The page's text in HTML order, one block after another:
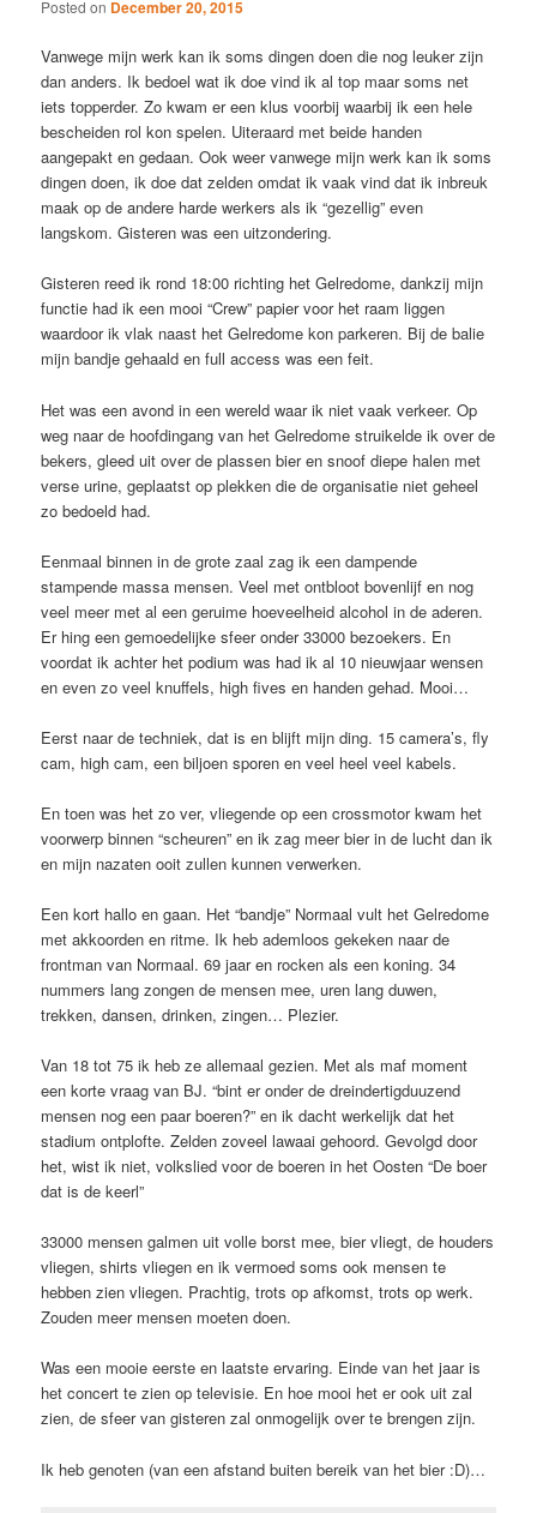
Posted on December 20, 2015
Vanwege mijn werk kan ik soms dingen doen die nog leuker zijn
dan anders. Ik bedoel wat ik doe vind ik al top maar soms net
iets topperder. Zo kwam er een klus voorbij waarbij ik een hele
bescheiden rol kon spelen. Uiteraard met beide handen
aangepakt en gedaan. Ook weer vanwege mijn werk kan ik soms
dingen doen, ik doe dat zelden omdat ik vaak vind dat ik inbreuk
maak op de andere harde werkers als ik “gezellig” even
langskom. Gisteren was een uitzondering.
Gisteren reed ik rond 18:00 richting het Gelredome, dankzij mijn
functie had ik een mooi “Crew” papier voor het raam liggen
waardoor ik vlak naast het Gelredome kon parkeren. Bij de balie
mijn bandje gehaald en full access was een feit.
Het was een avond in een wereld waar ik niet vaak verkeer. Op
weg naar de hoofdingang van het Gelredome struikelde ik over de
bekers, gleed uit over de plassen bier en snoof diepe halen met
verse urine, geplaatst op plekken die de organisatie niet geheel
zo bedoeld had.
Eenmaal binnen in de grote zaal zag ik een dampende
stampende massa mensen. Veel met ontbloot bovenlijf en nog
veel meer met al een geruime hoeveelheid alcohol in de aderen.
Er hing een gemoedelijke sfeer onder 33000 bezoekers. En
voordat ik achter het podium was had ik al 10 nieuwjaar wensen
en even zo veel knuffels, high fives en handen gehad. Mooi…
Eerst naar de techniek, dat is en blijft mijn ding. 15 camera’s, fly
cam, high cam, een biljoen sporen en veel heel veel kabels.
En toen was het zo ver, vliegende op een crossmotor kwam het
voorwerp binnen “scheuren” en ik zag meer bier in de lucht dan ik
en mijn nazaten ooit zullen kunnen verwerken.
Een kort hallo en gaan. Het “bandje” Normaal vult het Gelredome
met akkoorden en ritme. Ik heb ademloos gekeken naar de
frontman van Normaal. 69 jaar en rocken als een koning. 34
nummers lang zongen de mensen mee, uren lang duwen,
trekken, dansen, drinken, zingen… Plezier.
Van 18 tot 75 ik heb ze allemaal gezien. Met als maf moment
een korte vraag van BJ. “bint er onder de dreindertigduuzend
mensen nog een paar boeren?” en ik dacht werkelijk dat het
stadium ontplofte. Zelden zoveel lawaai gehoord. Gevolgd door
het, wist ik niet, volkslied voor de boeren in het Oosten “De boer
dat is de keerl”
33000 mensen galmen uit volle borst mee, bier vliegt, de houders
vliegen, shirts vliegen en ik vermoed soms ook mensen te
hebben zien vliegen. Prachtig, trots op afkomst, trots op werk.
Zouden meer mensen moeten doen.
Was een mooie eerste en laatste ervaring. Einde van het jaar is
het concert te zien op televisie. En hoe mooi het er ook uit zal
zien, de sfeer van gisteren zal onmogelijk over te brengen zijn.
Ik heb genoten (van een afstand buiten bereik van het bier :D)…